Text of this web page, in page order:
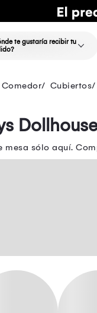
te gustaría recibir tu
Comedor Cubiertos
Dollhouse
mesa sólo aquí.